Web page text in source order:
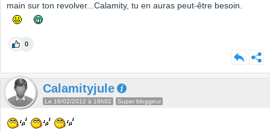
main sur ton revolver...Calamity, tu en auras peut-être besoin.
0
Calamityjule
Le 16/02/2012 à 18h02 Super bloggeur